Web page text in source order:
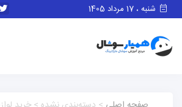
شنبه ، 17 مرداد 1405